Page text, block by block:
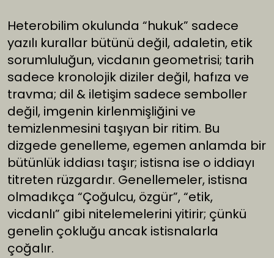
Heterobilim okulunda “hukuk” sadece
yazılı kurallar bütünü değil, adaletin, etik
sorumluluğun, vicdanın geometrisi; tarih
sadece kronolojik diziler değil, hafıza ve
travma; dil & iletişim sadece semboller
değil, imgenin kirlenmişliğini ve
temizlenmesini taşıyan bir ritim. Bu
dizgede genelleme, egemen anlamda bir
bütünlük iddiası taşır; istisna ise o iddiayı
titreten rüzgardır. Genellemeler, istisna
olmadıkça “Çoğulcu, özgür”, “etik,
vicdanlı” gibi nitelemelerini yitirir; çünkü
genelin çokluğu ancak istisnalarla
çoğalır.